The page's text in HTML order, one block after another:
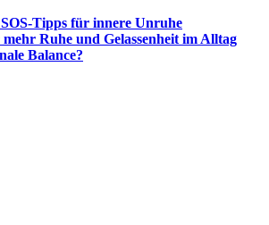
Tipps für innere Unruhe
Ruhe und Gelas­sen­heit im Alltag
Balance?